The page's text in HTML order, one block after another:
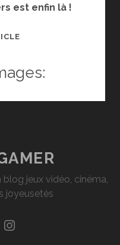
est enfin là !
CRITIQUE
AVENGERS
jeux vidéo, cinéma,
joyeusetés
instagram